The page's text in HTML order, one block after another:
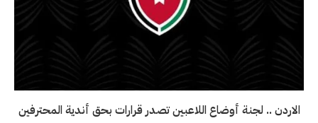
الاردن .. لجنة أوضاع اللاعبين تصدر قرارات بحق أندية المحترفين